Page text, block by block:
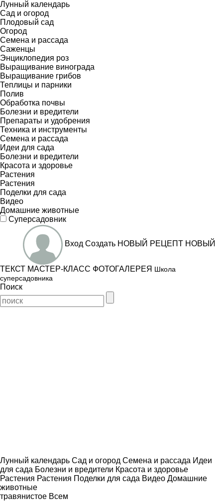
Лунный календарь
Сад и огород
Плодовый сад
Огород
Семена и рассада
Саженцы
Энциклопедия роз
Выращивание винограда
Выращивание грибов
Теплицы и парники
Полив
Обработка почвы
Болезни и вредители
Препараты и удобрения
Техника и инструменты
Семена и рассада
Идеи для сада
Болезни и вредители
Красота и здоровье
Растения
Растения
Поделки для сада
Видео
Домашние животные
Суперсадовник
Вход Создать НОВЫЙ РЕЦЕПТ НОВЫЙ
ТЕКСТ МАСТЕР-КЛАСС ФОТОГАЛЕРЕЯ Школа
суперсадовника
Поиск
Лунный календарь Сад и огород Семена и рассада Идеи
для сада Болезни и вредители Красота и здоровье
Растения Растения Поделки для сада Видео Домашние
животные
травянистое Всем